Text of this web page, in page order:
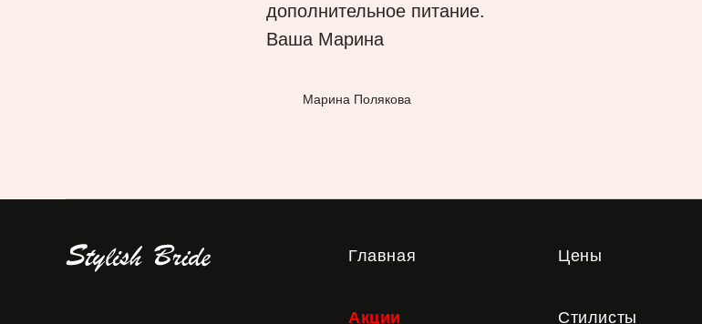
дополнительное питание.
Ваша Марина
Марина Полякова
Стилисты
Цены
Главная
Акции